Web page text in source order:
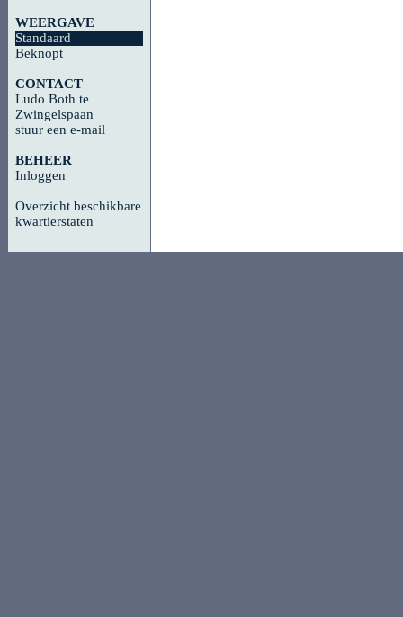
WEERGAVE
Standaard
Beknopt
CONTACT
Ludo Both te
Zwingelspaan
stuur een e-mail
BEHEER
Inloggen
Overzicht beschikbare
kwartierstaten